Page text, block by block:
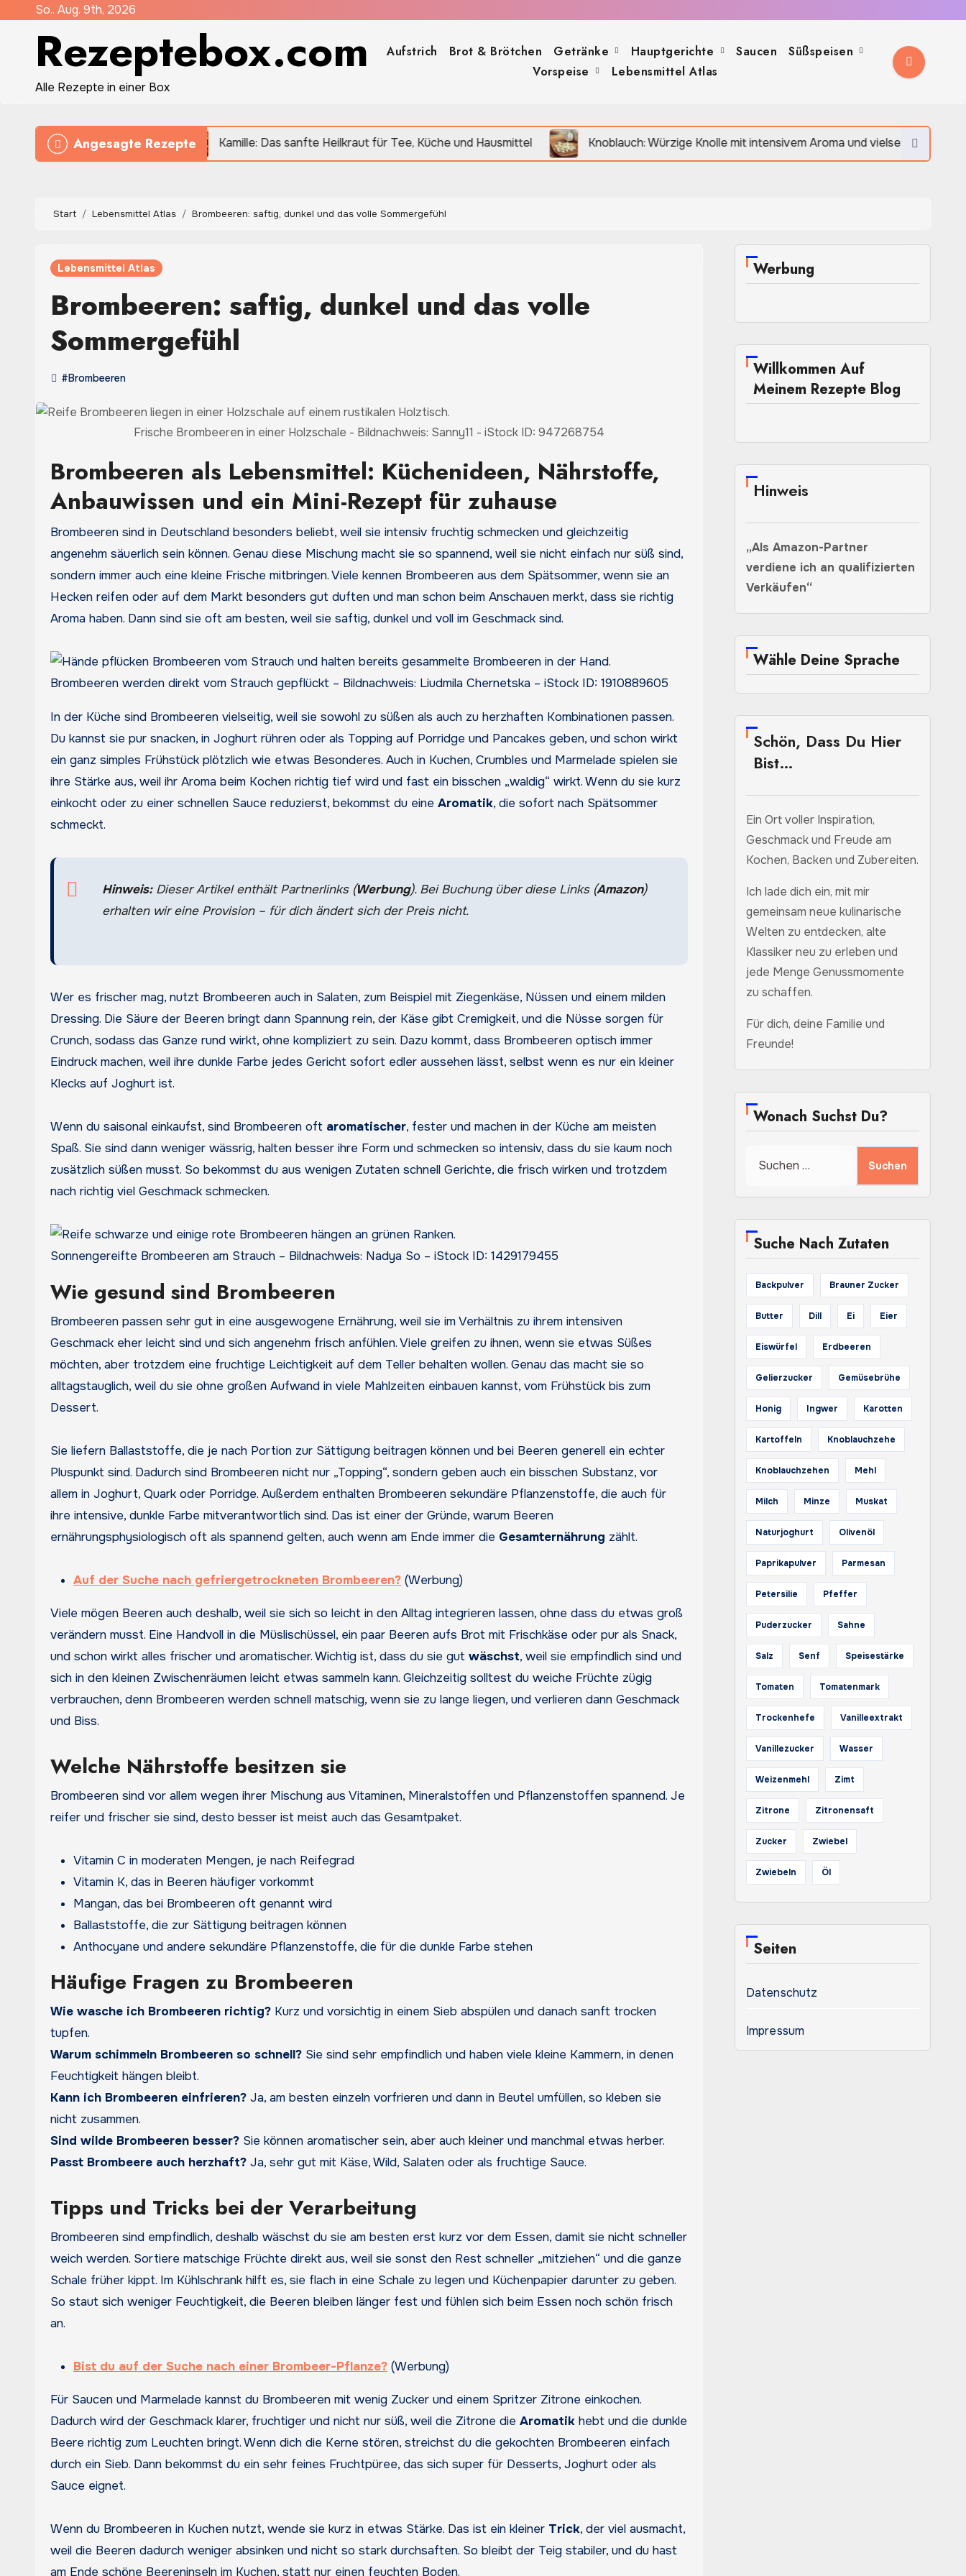
So.. Aug. 9th, 2026
Rezeptebox.com
Alle Rezepte in einer Box
Aufstrich Brot & Brötchen Getränke Hauptgerichte Saucen
Süßspeisen
Vorspeise
Lebensmittel Atlas
Angesagte Rezepte
wie früher Kamille: Das sanfte Heilkraut für Tee, Küche und Hausmittel Knoblauch: Würzige Knolle mit intensivem Aroma und vielseitiger Verwendung
Start Lebensmittel Atlas Brombeeren: saftig, dunkel und das volle Sommergefühl
Lebensmittel Atlas
Brombeeren: saftig, dunkel und das volle
Sommergefühl
#Brombeeren
Frische Brombeeren in einer Holzschale - Bildnachweis: Sanny11 - iStock ID: 947268754
Brombeeren als Lebensmittel: Küchenideen, Nährstoffe,
Anbauwissen und ein Mini-Rezept für zuhause
Brombeeren sind in Deutschland besonders beliebt, weil sie intensiv fruchtig schmecken und gleichzeitig
angenehm säuerlich sein können. Genau diese Mischung macht sie so spannend, weil sie nicht einfach nur süß sind,
sondern immer auch eine kleine Frische mitbringen. Viele kennen Brombeeren aus dem Spätsommer, wenn sie an
Hecken reifen oder auf dem Markt besonders gut duften und man schon beim Anschauen merkt, dass sie richtig
Aroma haben. Dann sind sie oft am besten, weil sie saftig, dunkel und voll im Geschmack sind.
Brombeeren werden direkt vom Strauch gepflückt – Bildnachweis: Liudmila Chernetska – iStock ID: 1910889605
In der Küche sind Brombeeren vielseitig, weil sie sowohl zu süßen als auch zu herzhaften Kombinationen passen.
Du kannst sie pur snacken, in Joghurt rühren oder als Topping auf Porridge und Pancakes geben, und schon wirkt
ein ganz simples Frühstück plötzlich wie etwas Besonderes. Auch in Kuchen, Crumbles und Marmelade spielen sie
ihre Stärke aus, weil ihr Aroma beim Kochen richtig tief wird und fast ein bisschen „waldig“ wirkt. Wenn du sie kurz
einkocht oder zu einer schnellen Sauce reduzierst, bekommst du eine Aromatik, die sofort nach Spätsommer
schmeckt.
Hinweis:Dieser Artikel enthält Partnerlinks (Werbung). Bei Buchung über diese Links (Amazon)
erhalten wir eine Provision – für dich ändert sich der Preis nicht.
Wer es frischer mag, nutzt Brombeeren auch in Salaten, zum Beispiel mit Ziegenkäse, Nüssen und einem milden
Dressing. Die Säure der Beeren bringt dann Spannung rein, der Käse gibt Cremigkeit, und die Nüsse sorgen für
Crunch, sodass das Ganze rund wirkt, ohne kompliziert zu sein. Dazu kommt, dass Brombeeren optisch immer
Eindruck machen, weil ihre dunkle Farbe jedes Gericht sofort edler aussehen lässt, selbst wenn es nur ein kleiner
Klecks auf Joghurt ist.
Wenn du saisonal einkaufst, sind Brombeeren oft aromatischer, fester und machen in der Küche am meisten
Spaß. Sie sind dann weniger wässrig, halten besser ihre Form und schmecken so intensiv, dass du sie kaum noch
zusätzlich süßen musst. So bekommst du aus wenigen Zutaten schnell Gerichte, die frisch wirken und trotzdem
nach richtig viel Geschmack schmecken.
Sonnengereifte Brombeeren am Strauch – Bildnachweis: Nadya So – iStock ID: 1429179455
Wie gesund sind Brombeeren
Brombeeren passen sehr gut in eine ausgewogene Ernährung, weil sie im Verhältnis zu ihrem intensiven
Geschmack eher leicht sind und sich angenehm frisch anfühlen. Viele greifen zu ihnen, wenn sie etwas Süßes
möchten, aber trotzdem eine fruchtige Leichtigkeit auf dem Teller behalten wollen. Genau das macht sie so
alltagstauglich, weil du sie ohne großen Aufwand in viele Mahlzeiten einbauen kannst, vom Frühstück bis zum
Dessert.
Sie liefern Ballaststoffe, die je nach Portion zur Sättigung beitragen können und bei Beeren generell ein echter
Pluspunkt sind. Dadurch sind Brombeeren nicht nur „Topping“, sondern geben auch ein bisschen Substanz, vor
allem in Joghurt, Quark oder Porridge. Außerdem enthalten Brombeeren sekundäre Pflanzenstoffe, die auch für
ihre intensive, dunkle Farbe mitverantwortlich sind. Das ist einer der Gründe, warum Beeren
ernährungsphysiologisch oft als spannend gelten, auch wenn am Ende immer die Gesamternährung zählt.
Auf der Suche nach gefriergetrockneten Brombeeren? (Werbung)
Viele mögen Beeren auch deshalb, weil sie sich so leicht in den Alltag integrieren lassen, ohne dass du etwas groß
verändern musst. Eine Handvoll in die Müslischüssel, ein paar Beeren aufs Brot mit Frischkäse oder pur als Snack,
und schon wirkt alles frischer und aromatischer. Wichtig ist, dass du sie gut wäschst, weil sie empfindlich sind und
sich in den kleinen Zwischenräumen leicht etwas sammeln kann. Gleichzeitig solltest du weiche Früchte zügig
verbrauchen, denn Brombeeren werden schnell matschig, wenn sie zu lange liegen, und verlieren dann Geschmack
und Biss.
Welche Nährstoffe besitzen sie
Brombeeren sind vor allem wegen ihrer Mischung aus Vitaminen, Mineralstoffen und Pflanzenstoffen spannend. Je
reifer und frischer sie sind, desto besser ist meist auch das Gesamtpaket.
Vitamin C in moderaten Mengen, je nach Reifegrad
Vitamin K, das in Beeren häufiger vorkommt
Mangan, das bei Brombeeren oft genannt wird
Ballaststoffe, die zur Sättigung beitragen können
Anthocyane und andere sekundäre Pflanzenstoffe, die für die dunkle Farbe stehen
Häufige Fragen zu Brombeeren
Wie wasche ich Brombeeren richtig? Kurz und vorsichtig in einem Sieb abspülen und danach sanft trocken
tupfen.
Warum schimmeln Brombeeren so schnell? Sie sind sehr empfindlich und haben viele kleine Kammern, in denen
Feuchtigkeit hängen bleibt.
Kann ich Brombeeren einfrieren? Ja, am besten einzeln vorfrieren und dann in Beutel umfüllen, so kleben sie
nicht zusammen.
Sind wilde Brombeeren besser? Sie können aromatischer sein, aber auch kleiner und manchmal etwas herber.
Passt Brombeere auch herzhaft? Ja, sehr gut mit Käse, Wild, Salaten oder als fruchtige Sauce.
Tipps und Tricks bei der Verarbeitung
Brombeeren sind empfindlich, deshalb wäschst du sie am besten erst kurz vor dem Essen, damit sie nicht schneller
weich werden. Sortiere matschige Früchte direkt aus, weil sie sonst den Rest schneller „mitziehen“ und die ganze
Schale früher kippt. Im Kühlschrank hilft es, sie flach in eine Schale zu legen und Küchenpapier darunter zu geben.
So staut sich weniger Feuchtigkeit, die Beeren bleiben länger fest und fühlen sich beim Essen noch schön frisch
an.
Bist du auf der Suche nach einer Brombeer-Pflanze? (Werbung)
Für Saucen und Marmelade kannst du Brombeeren mit wenig Zucker und einem Spritzer Zitrone einkochen.
Dadurch wird der Geschmack klarer, fruchtiger und nicht nur süß, weil die Zitrone die Aromatik hebt und die dunkle
Beere richtig zum Leuchten bringt. Wenn dich die Kerne stören, streichst du die gekochten Brombeeren einfach
durch ein Sieb. Dann bekommst du ein sehr feines Fruchtpüree, das sich super für Desserts, Joghurt oder als
Sauce eignet.
Wenn du Brombeeren in Kuchen nutzt, wende sie kurz in etwas Stärke. Das ist ein kleiner Trick, der viel ausmacht,
weil die Beeren dadurch weniger absinken und nicht so stark durchsaften. So bleibt der Teig stabiler, und du hast
am Ende schöne Beereninseln im Kuchen, statt nur einen feuchten Boden.
Werbung
Willkommen Auf
Meinem Rezepte Blog
Hinweis
„Als Amazon-Partner
verdiene ich an qualifizierten
Verkäufen“
Wähle Deine Sprache
Schön, Dass Du Hier
Bist…
Ein Ort voller Inspiration,
Geschmack und Freude am
Kochen, Backen und Zubereiten.
Ich lade dich ein, mit mir
gemeinsam neue kulinarische
Welten zu entdecken, alte
Klassiker neu zu erleben und
jede Menge Genussmomente
zu schaffen.
Für dich, deine Familie und
Freunde!
Wonach Suchst Du?
Suche Nach Zutaten
Backpulver Brauner Zucker
Butter Dill Ei Eier
Eiswürfel Erdbeeren
Gelierzucker Gemüsebrühe
Honig Ingwer Karotten
Kartoffeln Knoblauchzehe
Knoblauchzehen Mehl
Milch Minze Muskat
Naturjoghurt Olivenöl
Paprikapulver Parmesan
Petersilie Pfeffer
Puderzucker Sahne
Salz Senf Speisestärke
Tomaten Tomatenmark
Trockenhefe Vanilleextrakt
Vanillezucker Wasser
Weizenmehl Zimt
Zitrone Zitronensaft
Zucker Zwiebel
Zwiebeln Öl
Seiten
Datenschutz
Impressum